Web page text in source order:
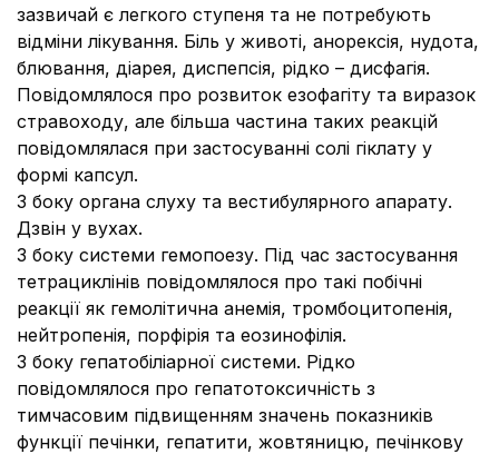
зазвичай є легкого ступеня та не потребують
відміни лікування. Біль у животі, анорексія, нудота,
блювання, діарея, диспепсія, рідко – дисфагія.
Повідомлялося про розвиток езофагіту та виразок
стравоходу, але більша частина таких реакцій
повідомлялася при застосуванні солі гіклату у
формі капсул.
З боку органа слуху та вестибулярного апарату.
Дзвін у вухах.
З боку системи гемопоезу. Під час застосування
тетрациклінів повідомлялося про такі побічні
реакції як гемолітична анемія, тромбоцитопенія,
нейтропенія, порфірія та еозинофілія.
З боку гепатобіліарної системи. Рідко
повідомлялося про гепатотоксичність з
тимчасовим підвищенням значень показників
функції печінки, гепатити, жовтяницю, печінкову